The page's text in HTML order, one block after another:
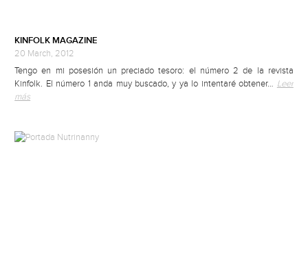
KINFOLK MAGAZINE
20 March, 2012
Tengo en mi posesión un preciado tesoro: el número 2 de la revista
Kinfolk. El número 1 anda muy buscado, y ya lo intentaré obtener… Leer
más